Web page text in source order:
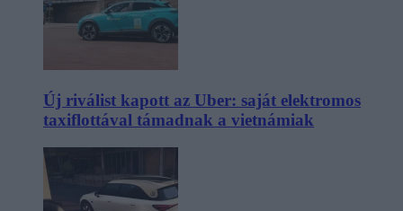
Új riválist kapott az Uber: saját elektromos
taxiflottával támadnak a vietnámiak